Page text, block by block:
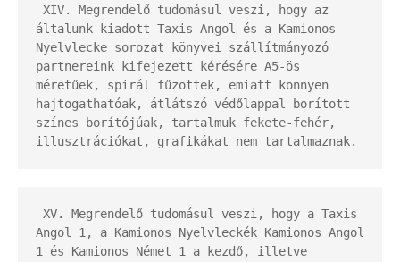
általunk kiadott Taxis Angol és a Kamionos
Nyelvlecke sorozat könyvei szállítmányozó
partnereink kifejezett kérésére A5-ös
méretűek, spirál fűzöttek, emiatt könnyen
hajtogathatóak, átlátszó védőlappal borított
színes borítójúak, tartalmuk fekete-fehér,
illusztrációkat, grafikákat nem tartalmaznak.
Angol 1, a Kamionos Nyelvleckék Kamionos Angol
1 és Kamionos Német 1 a kezdő, illetve